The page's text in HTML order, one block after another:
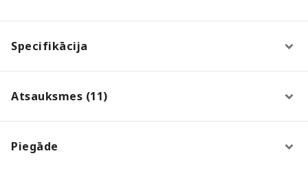
Specifikācija
Atsauksmes (11)
Piegāde